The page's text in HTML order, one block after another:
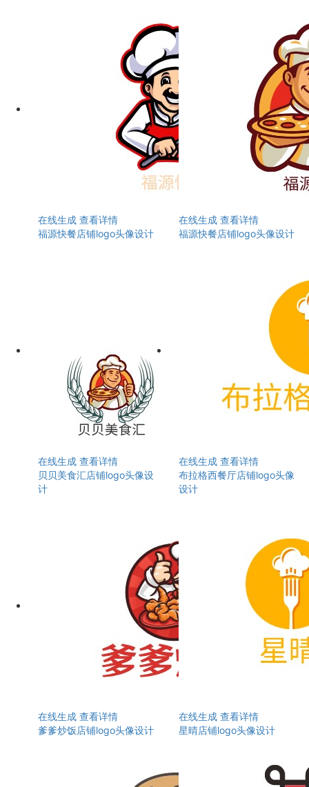
在线生成 查看详情
福源快餐店铺logo头像设计
在线生成 查看详情
福源快餐店铺logo头像设计
在线生成 查看详情
贝贝美食汇店铺logo头像设
计
在线生成 查看详情
布拉格西餐厅店铺logo头像
设计
在线生成 查看详情
爹爹炒饭店铺logo头像设计
在线生成 查看详情
星晴店铺logo头像设计